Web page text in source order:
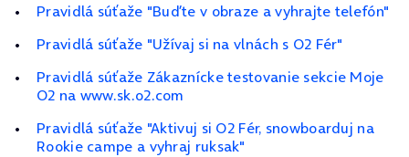
Pravidlá súťaže "Buďte v obraze a vyhrajte telefón"
Pravidlá súťaže "Užívaj si na vlnách s O2 Fér"
Pravidlá súťaže Zákaznícke testovanie sekcie Moje
O2 na www.sk.o2.com
Pravidlá súťaže "Aktivuj si O2 Fér, snowboarduj na
Rookie campe a vyhraj ruksak"